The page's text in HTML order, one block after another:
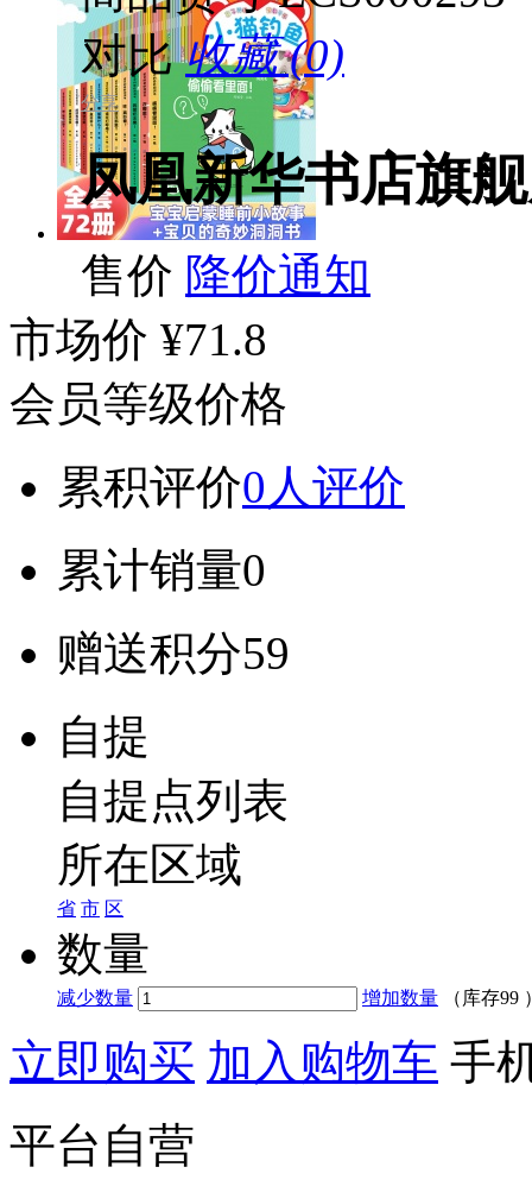
对比 收藏 (0)
分享
凤凰新华书店旗
售价 降价通知
市场价 ¥71.8
会员等级价格
累积评价0人评价
累计销量0
赠送积分59
自提
自提点列表
所在区域
省 市 区
数量
减少数量 增加数量 （库存99
立即购买 加入购物车 手
平台自营